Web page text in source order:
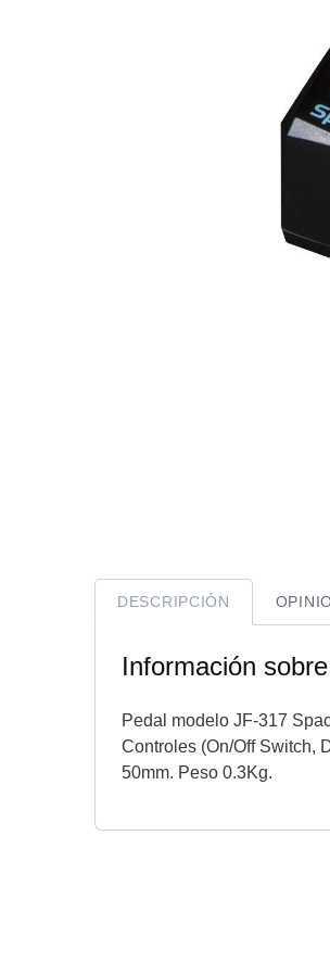
DESCRIPCIÓN
Información
Pedal modelo JF-317
Controles (On/Off Switch,
50mm. Peso 0.3Kg.